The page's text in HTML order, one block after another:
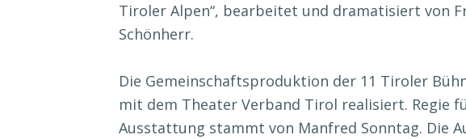
Tiroler Alpen“, bearbeitet und dramatisiert von
Schönherr.
Die Gemeinschaftsproduktion der 11 Tiroler
mit dem Theater Verband Tirol realisiert. Regie
Ausstattung stammt von Manfred Sonntag. Die